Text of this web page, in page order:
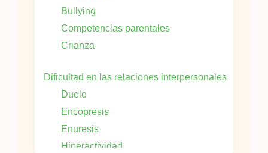
Bullying
Competencias parentales
Crianza
Dificultad en las relaciones interpersonales
Duelo
Encopresis
Enuresis
Hiperactividad